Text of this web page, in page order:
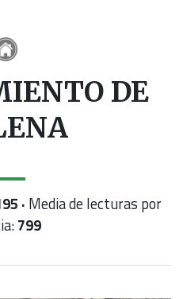
DE
· Media de lecturas por
799